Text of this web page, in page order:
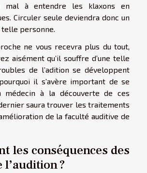
mal à entendre les klaxons en
Circuler seule deviendra donc un
personne.
ne vous recevra plus du tout,
aisément qu’il souffre d’une telle
de l’adition se développent
il s’avère important de se
médecin à la découverte de ces
saura trouver les traitements
de la faculté auditive de
les conséquences des
?